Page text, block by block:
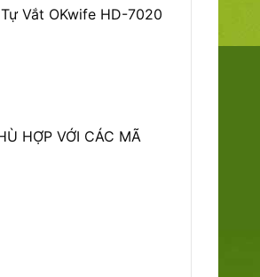
Vắt OKwife HD-7020
HỢP VỚI CÁC MÃ